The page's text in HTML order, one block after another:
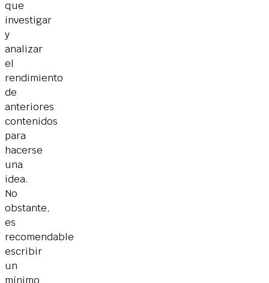
que
investigar
y
analizar
el
rendimiento
de
anteriores
contenidos
para
hacerse
una
idea.
No
obstante,
es
recomendable
escribir
un
mínimo